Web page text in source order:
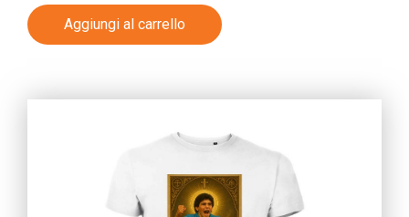
Aggiungi al carrello